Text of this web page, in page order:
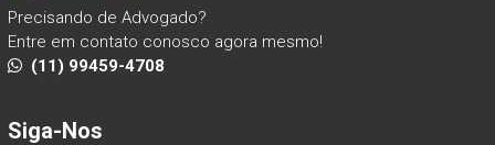
Precisando de Advogado?
Entre em contato conosco agora mesmo!
(11) 99459-4708
Siga-Nos